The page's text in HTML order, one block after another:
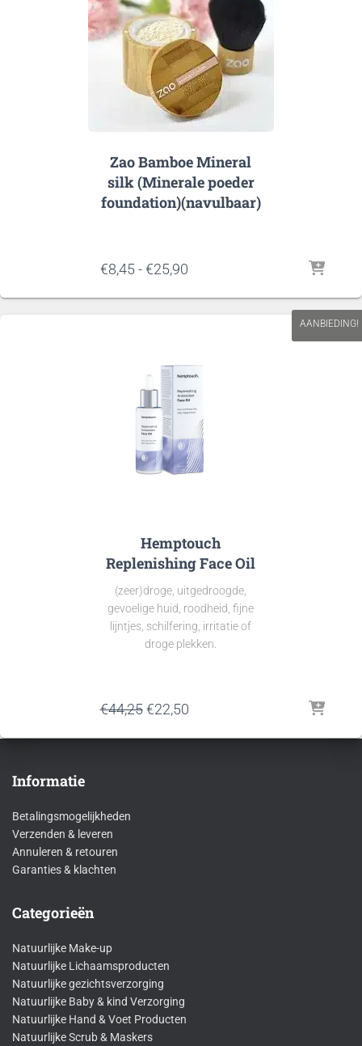
Zao Bamboe Mineral
silk (Minerale poeder
foundation)(navulbaar)
€8,45-€25,90
tot
AANBIEDING!
Hemptouch
Replenishing Face Oil
(zeer)droge, uitgedroogde,
gevoelige huid, roodheid, fijne
lijntjes, schilfering, irritatie of
droge plekken.
€44,25 Oorspronkelijke
was:
€22,50Huidige
is:
Informatie
Betalingsmogelijkheden
Verzenden & leveren
Annuleren & retouren
Garanties & klachten
Categorieën
Natuurlijke Make-up
Natuurlijke Lichaamsproducten
Natuurlijke gezichtsverzorging
Natuurlijke Baby & kind Verzorging
Natuurlijke Hand & Voet Producten
Natuurlijke Scrub & Maskers